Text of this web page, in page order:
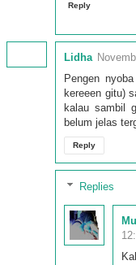
Reply
Lidha
Pengen
kereeen gitu)
kalau sambil
belum jelas
Reply
Replies